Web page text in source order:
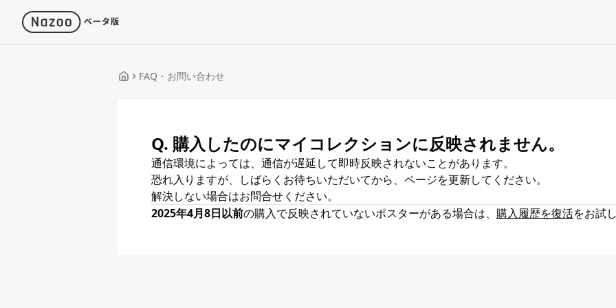
FAQ・お問い合わせ
Q. 購入したのにマイコレクションに反映されません。
通信環境によっては、通信が遅延して即時反映されないことがあります。
恐れ入りますが、しばらくお待ちいただいてから、ページを更新してください。
解決しない場合はお問合せください。
2025年4月8日以前の購入で反映されていないポスターがある場合は、 購入履歴を復活をお試